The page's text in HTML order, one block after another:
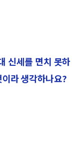
신세를 면치 못하
라 생각하나요?